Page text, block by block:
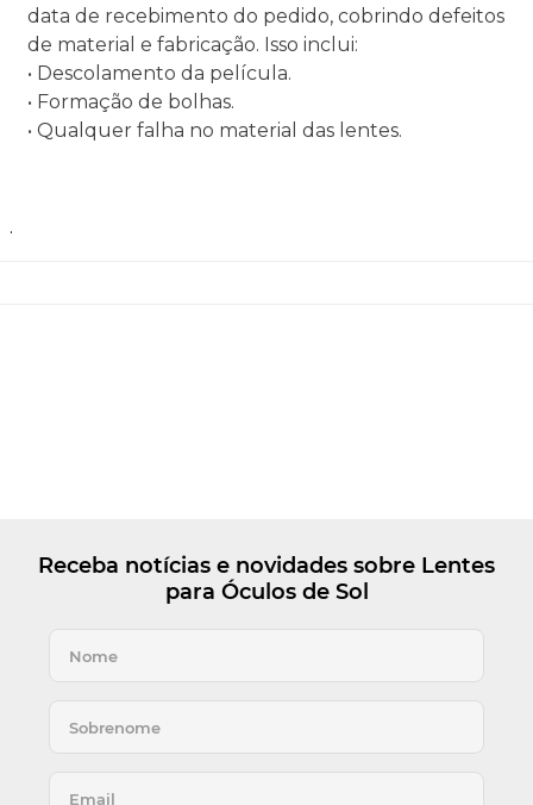
data de recebimento do pedido, cobrindo defeitos
de material e fabricação. Isso inclui:
• Descolamento da película.
• Formação de bolhas.
• Qualquer falha no material das lentes.
.
Receba notícias e novidades sobre Lentes
para Óculos de Sol